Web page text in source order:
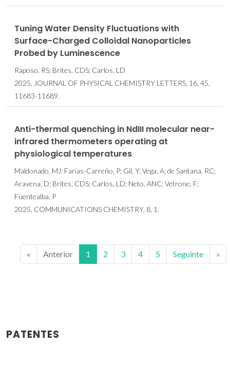
Tuning Water Density Fluctuations with
Surface-Charged Colloidal Nanoparticles
Probed by Luminescence
Raposo, RS; Brites, CDS; Carlos, LD
2025, JOURNAL OF PHYSICAL CHEMISTRY LETTERS, 16, 45,
11683-11689.
Anti-thermal quenching in NdIII molecular near-
infrared thermometers operating at
physiological temperatures
Maldonado, MJ; Farias-Carreño, P; Gil, Y; Vega, A; de Santana, RC;
Aravena, D; Brites, CDS; Carlos, LD; Neto, ANC; Vetrone, F;
Fuentealba, P
2025, COMMUNICATIONS CHEMISTRY, 8, 1.
« Anterior 1 2 3 4 5 Seguinte »
PATENTES